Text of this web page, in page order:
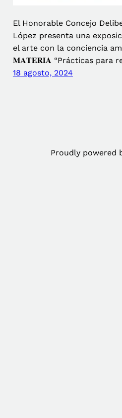
El Honorable Concejo
López presenta una
el arte con la conciencia
𝐌𝐀𝐓𝐄𝐑𝐈𝐀 “Prácticas para
18 agosto, 2024
Proudly powered